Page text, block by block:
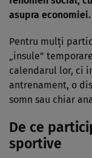
asupra economiei.
Pentru mulți
„insule”
calendarul lor, ci
antrenament, o
somn sau chiar
De ce
sportive